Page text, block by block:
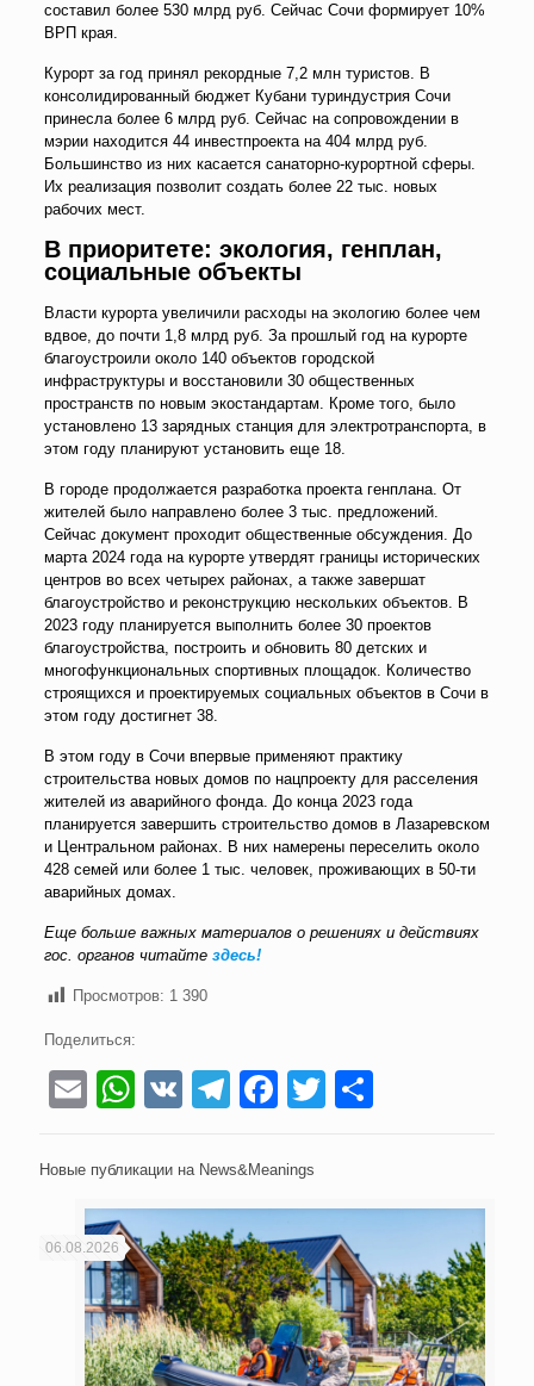
составил более 530 млрд руб. Сейчас Сочи формирует 10%
ВРП края.
Курорт за год принял рекордные 7,2 млн туристов. В
консолидированный бюджет Кубани туриндустрия Сочи
принесла более 6 млрд руб. Сейчас на сопровождении в
мэрии находится 44 инвестпроекта на 404 млрд руб.
Большинство из них касается санаторно-курортной сферы.
Их реализация позволит создать более 22 тыс. новых
рабочих мест.
В приоритете: экология, генплан,
социальные объекты
Власти курорта увеличили расходы на экологию более чем
вдвое, до почти 1,8 млрд руб. За прошлый год на курорте
благоустроили около 140 объектов городской
инфраструктуры и восстановили 30 общественных
пространств по новым экостандартам. Кроме того, было
установлено 13 зарядных станция для электротранспорта, в
этом году планируют установить еще 18.
В городе продолжается разработка проекта генплана. От
жителей было направлено более 3 тыс. предложений.
Сейчас документ проходит общественные обсуждения. До
марта 2024 года на курорте утвердят границы исторических
центров во всех четырех районах, а также завершат
благоустройство и реконструкцию нескольких объектов. В
2023 году планируется выполнить более 30 проектов
благоустройства, построить и обновить 80 детских и
многофункциональных спортивных площадок. Количество
строящихся и проектируемых социальных объектов в Сочи в
этом году достигнет 38.
В этом году в Сочи впервые применяют практику
строительства новых домов по нацпроекту для расселения
жителей из аварийного фонда. До конца 2023 года
планируется завершить строительство домов в Лазаревском
и Центральном районах. В них намерены переселить около
428 семей или более 1 тыс. человек, проживающих в 50-ти
аварийных домах.
Еще больше важных материалов о решениях и действиях
гос. органов читайте здесь!
Просмотров: 1 390
Поделиться:
EmailWhatsApp
VKTelegram
Facebook
Twitter
Новые публикации на News&Meanings
06.08.2026